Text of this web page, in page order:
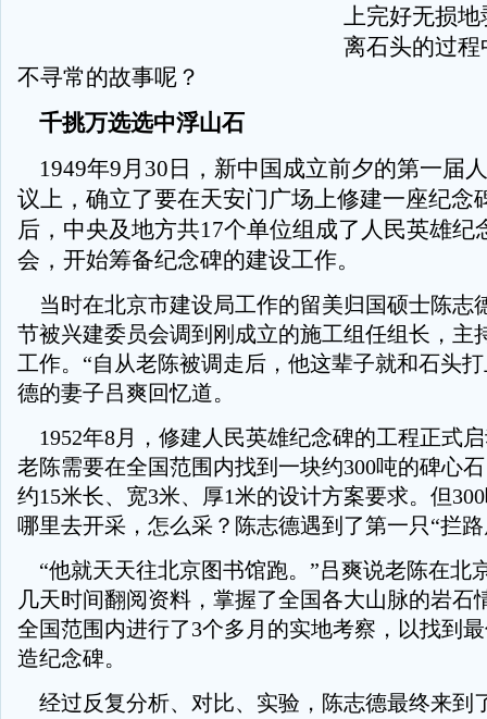
上完好无损
离石头的过
不寻常的故事呢？
千挑万选选中浮山石
1949年9月30日，新中国成立前夕的第一届
议上，确立了要在天安门广场上修建一座纪念
后，中央及地方共17个单位组成了人民英雄纪
会，开始筹备纪念碑的建设工作。
当时在北京市建设局工作的留美归国硕士陈志
节被兴建委员会调到刚成立的施工组任组长，主
工作。“自从老陈被调走后，他这辈子就和石头
德的妻子吕爽回忆道。
1952年8月，修建人民英雄纪念碑的工程正式
老陈需要在全国范围内找到一块约300吨的碑心
约15米长、宽3米、厚1米的设计方案要求。但
哪里去开采，怎么采？陈志德遇到了第一只“拦
“他就天天往北京图书馆跑。”吕爽说老陈在北
几天时间翻阅资料，掌握了全国各大山脉的岩石
全国范围内进行了3个多月的实地考察，以找到
造纪念碑。
经过反复分析、对比、实验，陈志德最终来到